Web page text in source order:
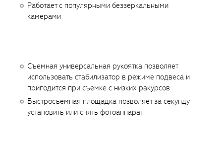
Работает с популярными беззеркальными
камерами
Съемная универсальная рукоятка позволяет
использовать стабилизатор в режиме подвеса и
пригодится при съемке с низких ракурсов
Быстросъемная площадка позволяет за секунду
установить или снять фотоаппарат